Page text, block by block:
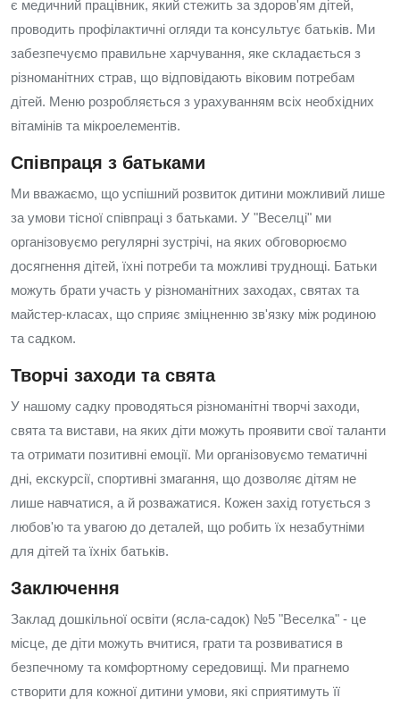
є медичний працівник, який стежить за здоров'ям дітей,
проводить профілактичні огляди та консультує батьків. Ми
забезпечуємо правильне харчування, яке складається з
різноманітних страв, що відповідають віковим потребам
дітей. Меню розробляється з урахуванням всіх необхідних
вітамінів та мікроелементів.
Співпраця з батьками
Ми вважаємо, що успішний розвиток дитини можливий лише
за умови тісної співпраці з батьками. У "Веселці" ми
організовуємо регулярні зустрічі, на яких обговорюємо
досягнення дітей, їхні потреби та можливі труднощі. Батьки
можуть брати участь у різноманітних заходах, святах та
майстер-класах, що сприяє зміцненню зв'язку між родиною
та садком.
Творчі заходи та свята
У нашому садку проводяться різноманітні творчі заходи,
свята та вистави, на яких діти можуть проявити свої таланти
та отримати позитивні емоції. Ми організовуємо тематичні
дні, екскурсії, спортивні змагання, що дозволяє дітям не
лише навчатися, а й розважатися. Кожен захід готується з
любов'ю та увагою до деталей, що робить їх незабутніми
для дітей та їхніх батьків.
Заключення
Заклад дошкільної освіти (ясла-садок) №5 "Веселка" - це
місце, де діти можуть вчитися, грати та розвиватися в
безпечному та комфортному середовищі. Ми прагнемо
створити для кожної дитини умови, які сприятимуть її